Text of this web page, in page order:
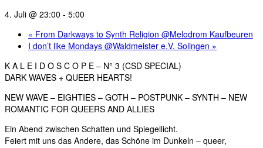
4. Juli @ 23:00 - 5:00
« From Darkways to Synth Religion @Melodrom Kaufbeuren
I don’t like Mondays @Waldmeister e.V. Solingen »
K A L E I D O S C O P E – N° 3 (CSD SPECIAL)
DARK WAVES + QUEER HEARTS!
NEW WAVE – EIGHTIES – GOTH – POSTPUNK – SYNTH – NEW
ROMANTIC FOR QUEERS AND ALLIES
Ein Abend zwischen Schatten und Spiegellicht.
Feiert mit uns das Andere, das Schöne im Dunkeln – queer,